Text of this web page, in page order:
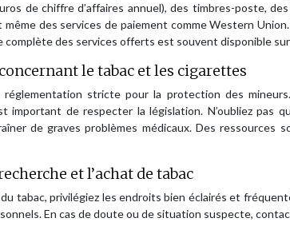
de chiffre d’affaires annuel), des timbres-poste,
des services de paiement comme Western
complète des services offerts est souvent disponible
le tabac et les cigarettes
stricte pour la protection des
important de respecter la législation. N’oubliez pas
de graves problèmes médicaux. Des ressources
et l’achat de tabac
tabac, privilégiez les endroits bien éclairés et
En cas de doute ou de situation suspecte,